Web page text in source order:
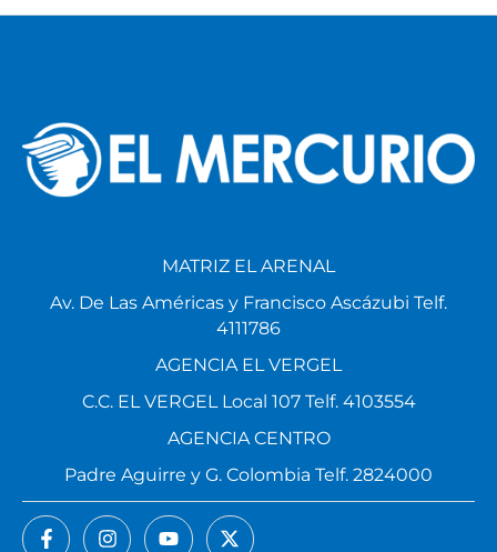
MATRIZ EL ARENAL
Av. De Las Américas y Francisco Ascázubi Telf.
4111786
AGENCIA EL VERGEL
C.C. EL VERGEL Local 107 Telf. 4103554
AGENCIA CENTRO
Padre Aguirre y G. Colombia Telf. 2824000